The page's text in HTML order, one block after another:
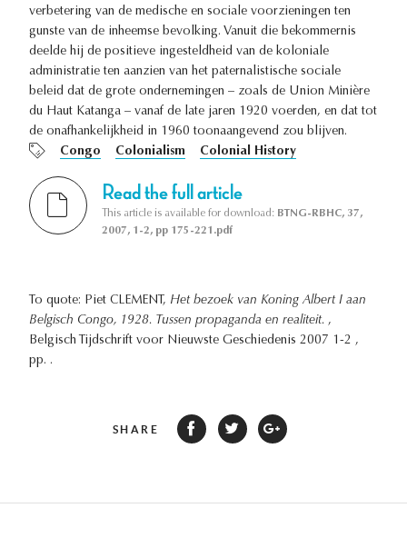
verbetering van de medische en sociale voorzieningen ten
gunste van de inheemse bevolking. Vanuit die bekommernis
deelde hij de positieve ingesteldheid van de koloniale
administratie ten aanzien van het paternalistische sociale
beleid dat de grote ondernemingen – zoals de Union Minière
du Haut Katanga – vanaf de late jaren 1920 voerden, en dat tot
de onafhankelijkheid in 1960 toonaangevend zou blijven.
Congo
Colonialism Colonial History
Read the full article
This article is available for download: BTNG-RBHC, 37,
2007, 1-2, pp 175-221.pdf
To quote: Piet CLEMENT, Het bezoek van Koning Albert I aan
Belgisch Congo, 1928. Tussen propaganda en realiteit. ,
Belgisch Tijdschrift voor Nieuwste Geschiedenis 2007 1-2 ,
pp. .
SHARE